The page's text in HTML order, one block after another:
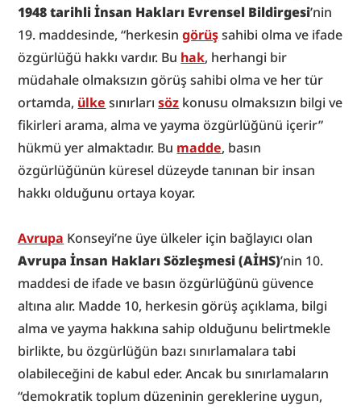
1948 tarihli İnsan Hakları Evrensel Bildirgesi’nin
19. maddesinde, “herkesin görüş sahibi olma ve ifade
özgürlüğü hakkı vardır. Bu hak, herhangi bir
müdahale olmaksızın görüş sahibi olma ve her tür
ortamda, ülke sınırları söz konusu olmaksızın bilgi ve
fikirleri arama, alma ve yayma özgürlüğünü içerir”
hükmü yer almaktadır. Bu madde, basın
özgürlüğünün küresel düzeyde tanınan bir insan
hakkı olduğunu ortaya koyar.
Avrupa
Avrupa İnsan Hakları Sözleşmesi (AİHS)’nin 10.
maddesi de ifade ve basın özgürlüğünü güvence
altına alır. Madde 10, herkesin görüş açıklama, bilgi
alma ve yayma hakkına sahip olduğunu belirtmekle
birlikte, bu özgürlüğün bazı sınırlamalara tabi
olabileceğini de kabul eder. Ancak bu sınırlamaların
“demokratik toplum düzeninin gereklerine uygun,